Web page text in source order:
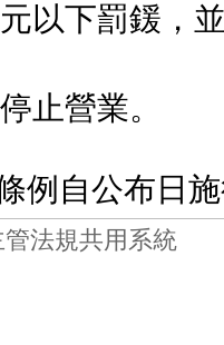
下罰鍰，並
營業。
例自公布日
法規共用系統